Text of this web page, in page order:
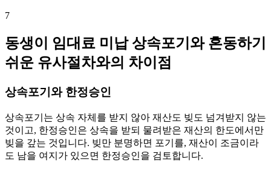
7
동생이 임대료 미납 상속포기와 혼동하기
쉬운 유사절차와의 차이점
상속포기와 한정승인
상속포기는 상속 자체를 받지 않아 재산도 빚도 넘겨받지 않는
것이고, 한정승인은 상속을 받되 물려받은 재산의 한도에서만
빚을 갚는 것입니다. 빚만 분명하면 포기를, 재산이 조금이라
도 남을 여지가 있으면 한정승인을 검토합니다.